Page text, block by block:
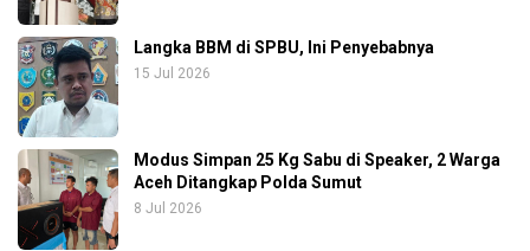
Langka BBM di SPBU, Ini Penyebabnya
15 Jul 2026
Modus Simpan 25 Kg Sabu di Speaker, 2 Warga
Aceh Ditangkap Polda Sumut
8 Jul 2026